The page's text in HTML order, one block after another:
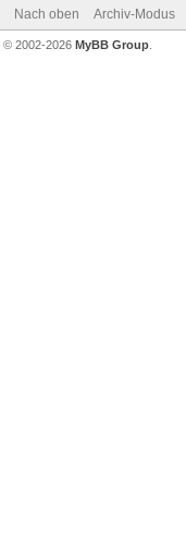
Nach oben Archiv-Modus
, © 2002-2026 MyBB Group